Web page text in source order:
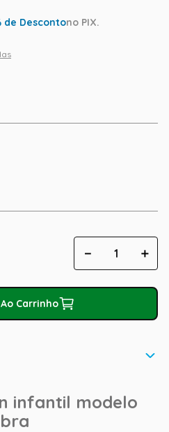
de Descontono PIX.
＋
－
Carrinho
infantil modelo